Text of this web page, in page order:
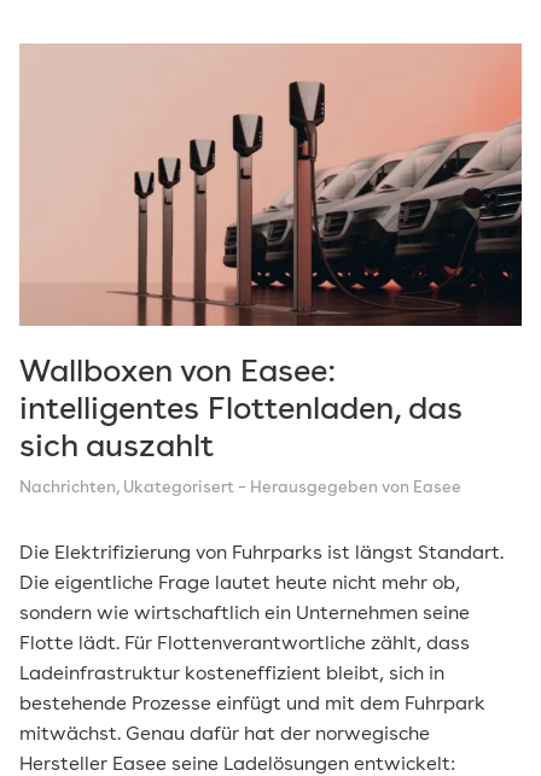
Wallboxen von Easee:
intelligentes Flottenladen, das
sich auszahlt
Nachrichten, Ukategorisert – Herausgegeben von Easee
Die Elektrifizierung von Fuhrparks ist längst Standart.
Die eigentliche Frage lautet heute nicht mehr ob,
sondern wie wirtschaftlich ein Unternehmen seine
Flotte lädt. Für Flottenverantwortliche zählt, dass
Ladeinfrastruktur kosteneffizient bleibt, sich in
bestehende Prozesse einfügt und mit dem Fuhrpark
mitwächst. Genau dafür hat der norwegische
Hersteller Easee seine Ladelösungen entwickelt: